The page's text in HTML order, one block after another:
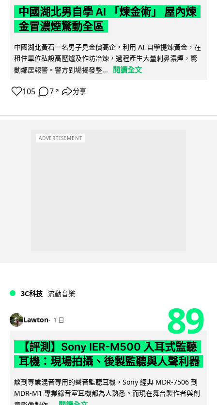
中國湖北男自學 AI 「煉金術」 屋內煉
金冒濃煙驚動全區
中國湖北黃石一名男子見金價高企，利用 AI 自學提煉黃金，在
租住單位私設高壓爐及作坊冶煉，過程產生大量刺鼻濃煙，驚
動鄰居報警。警方到場揭發整...
閱讀全文
105 7 ↗ 分享
ADVERTISEMENT
3C科技 流動音樂
Lawton 1 日 89
【評測】Sony IER-M500 入耳式監聽
耳機：現場拍攝、後製監聽與人聲利器
談到專業混音專用的聲音監聽耳機，Sony 經典 MDR-7506 到
MDR-M1 專業錄音室耳機都為人熟悉。而現在舞台製作者與創